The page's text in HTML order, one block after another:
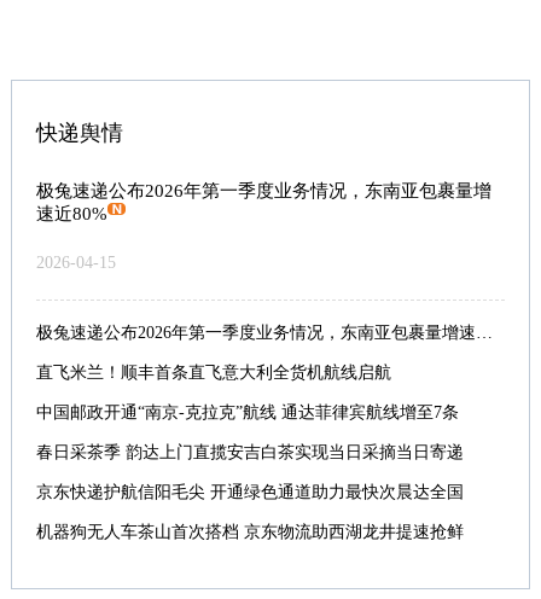
快递舆情
极兔速递公布2026年第一季度业务情况，东南亚包裹量增
速近80%
2026-04-15
极兔速递公布2026年第一季度业务情况，东南亚包裹量增速近80%
直飞米兰！顺丰首条直飞意大利全货机航线启航
中国邮政开通“南京-克拉克”航线 通达菲律宾航线增至7条
春日采茶季 韵达上门直揽安吉白茶实现当日采摘当日寄递
京东快递护航信阳毛尖 开通绿色通道助力最快次晨达全国
机器狗无人车茶山首次搭档 京东物流助西湖龙井提速抢鲜